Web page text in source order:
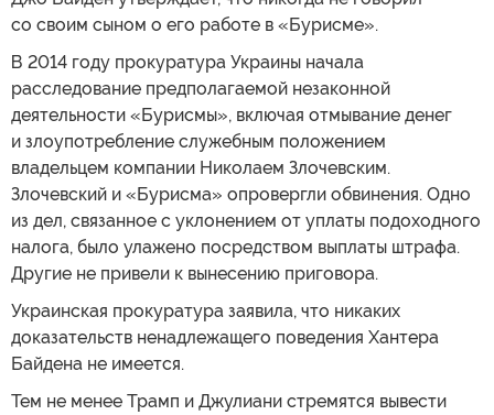
со своим сыном о его работе в «Бурисме».
В 2014 году прокуратура Украины начала
расследование предполагаемой незаконной
деятельности «Бурисмы», включая отмывание денег
и злоупотребление служебным положением
владельцем компании Николаем Злочевским.
Злочевский и «Бурисма» опровергли обвинения. Одно
из дел, связанное с уклонением от уплаты подоходного
налога, было улажено посредством выплаты штрафа.
Другие не привели к вынесению приговора.
Украинская прокуратура заявила, что никаких
доказательств ненадлежащего поведения Хантера
Байдена не имеется.
Тем не менее Трамп и Джулиани стремятся вывести